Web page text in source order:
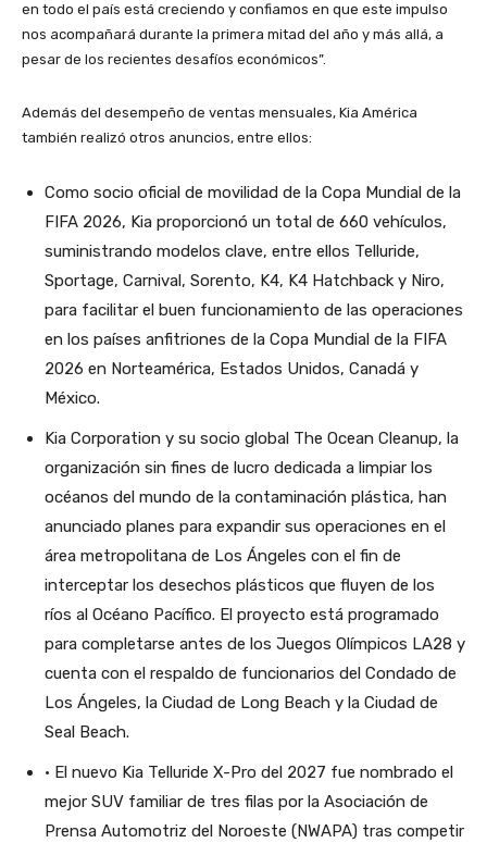
en todo el país está creciendo y confiamos en que este impulso
nos acompañará durante la primera mitad del año y más allá, a
pesar de los recientes desafíos económicos”.
Además del desempeño de ventas mensuales, Kia América
también realizó otros anuncios, entre ellos:
Como socio oficial de movilidad de la Copa Mundial de la
FIFA 2026, Kia proporcionó un total de 660 vehículos,
suministrando modelos clave, entre ellos Telluride,
Sportage, Carnival, Sorento, K4, K4 Hatchback y Niro,
para facilitar el buen funcionamiento de las operaciones
en los países anfitriones de la Copa Mundial de la FIFA
2026 en Norteamérica, Estados Unidos, Canadá y
México.
Kia Corporation y su socio global The Ocean Cleanup, la
organización sin fines de lucro dedicada a limpiar los
océanos del mundo de la contaminación plástica, han
anunciado planes para expandir sus operaciones en el
área metropolitana de Los Ángeles con el fin de
interceptar los desechos plásticos que fluyen de los
ríos al Océano Pacífico. El proyecto está programado
para completarse antes de los Juegos Olímpicos LA28 y
cuenta con el respaldo de funcionarios del Condado de
Los Ángeles, la Ciudad de Long Beach y la Ciudad de
Seal Beach.
• El nuevo Kia Telluride X-Pro del 2027 fue nombrado el
mejor SUV familiar de tres filas por la Asociación de
Prensa Automotriz del Noroeste (NWAPA) tras competir